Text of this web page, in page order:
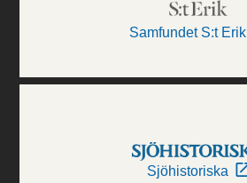
Samfundet S:t Erik
Sjöhistoriska